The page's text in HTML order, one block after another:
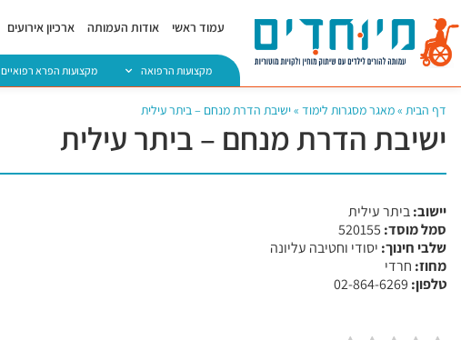
עמוד ראשי אודות העמותה ארכיון אירועים
מקצועות הרפואה מקצועות הפרא רפואיים
דף הבית »מאגר מסגרות לימוד »ישיבת הדרת מנחם – ביתר עילית
ישיבת הדרת מנחם – ביתר עילית
יישוב:ביתר עילית
סמל מוסד:
שלבי חינוך: יסודי וחטיבה עליונה
מחוז: חרדי
טלפון: